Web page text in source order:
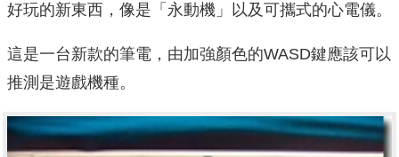
好玩的新東西，像是「永動機」以及可攜式的心電儀。
這是一台新款的筆電，由加強顏色的WASD鍵應該可以
推測是遊戲機種。